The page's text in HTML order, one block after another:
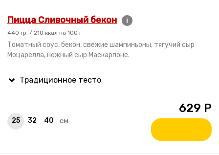
Пицца Сливочный бекон i
440 гр. / 210 ккал на 100 г
Томатный соус, бекон, свежие шампиньоны, тягучий сыр
Моцарелла, нежный сыр Маскарпоне.
25 32 40 см
629 Р